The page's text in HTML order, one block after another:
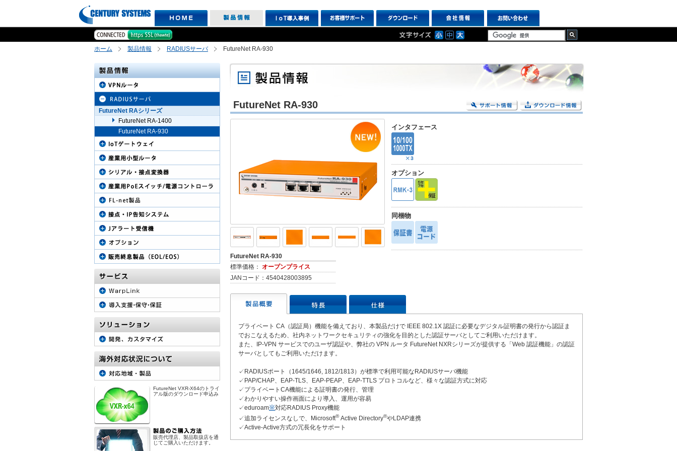
ホーム 製品情報 RADIUSサーバ FutureNet RA-930
FutureNet RA-930
FutureNet RA-930
標準価格： オープンプライス
JANコード：4540428003895
インタフェース
オプション
同梱物
プライベート CA（認証局）機能を備えており、本製品だけで IEEE 802.1X 認証に必要なデジタル証明書の発行から認証ま
でおこなえるため、社内ネットワークセキュリティの強化を目的とした認証サーバとしてご利用いただけます。
また、IP-VPN サービスでのユーザ認証や、弊社の VPN ルータ FutureNet NXRシリーズが提供する「Web 認証機能」の認証
サーバとしてもご利用いただけます。
✓RADIUSポート（1645/1646, 1812/1813）が標準で利用可能なRADIUSサーバ機能
✓PAP/CHAP、EAP-TLS、EAP-PEAP、EAP-TTLS プロトコルなど、様々な認証方式に対応
✓プライベートCA機能による証明書の発行、管理
✓わかりやすい操作画面により導入、運用が容易
✓eduroam※対応RADIUS Proxy機能
✓追加ライセンスなしで、Microsoft®Active Directory®やLDAP連携
✓Active-Active方式の冗長化をサポート
FutureNet RAシリーズ
FutureNet RA-1400
FutureNet RA-930
FutureNet VXR-X64のトライ
アル版のダウンロード申込み
販売代理店、製品取扱店を通
じてご購入いただけます。